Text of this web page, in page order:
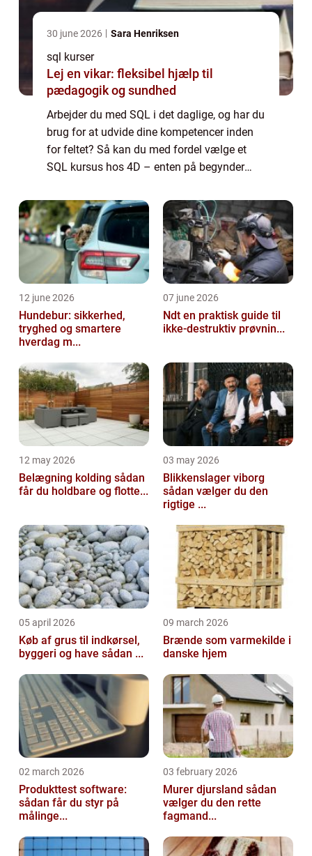
30 june 2026 Sara Henriksen
sql kurser
Lej en vikar: fleksibel hjælp til
pædagogik og sundhed
Arbejder du med SQL i det daglige, og har du
brug for at udvide dine kompetencer inden
for feltet? Så kan du med fordel vælge et
SQL kursus hos 4D – enten på begynder
SQL k...
12 june 2026
Hundebur: sikkerhed,
tryghed og smartere
hverdag m...
07 june 2026
Ndt en praktisk guide til
ikke-destruktiv prøvnin...
12 may 2026
Belægning kolding sådan
får du holdbare og flotte...
03 may 2026
Blikkenslager viborg
sådan vælger du den
rigtige ...
05 april 2026
Køb af grus til indkørsel,
byggeri og have sådan ...
09 march 2026
Brænde som varmekilde i
danske hjem
02 march 2026
Produkttest software:
sådan får du styr på
målinge...
03 february 2026
Murer djursland sådan
vælger du den rette
fagmand...